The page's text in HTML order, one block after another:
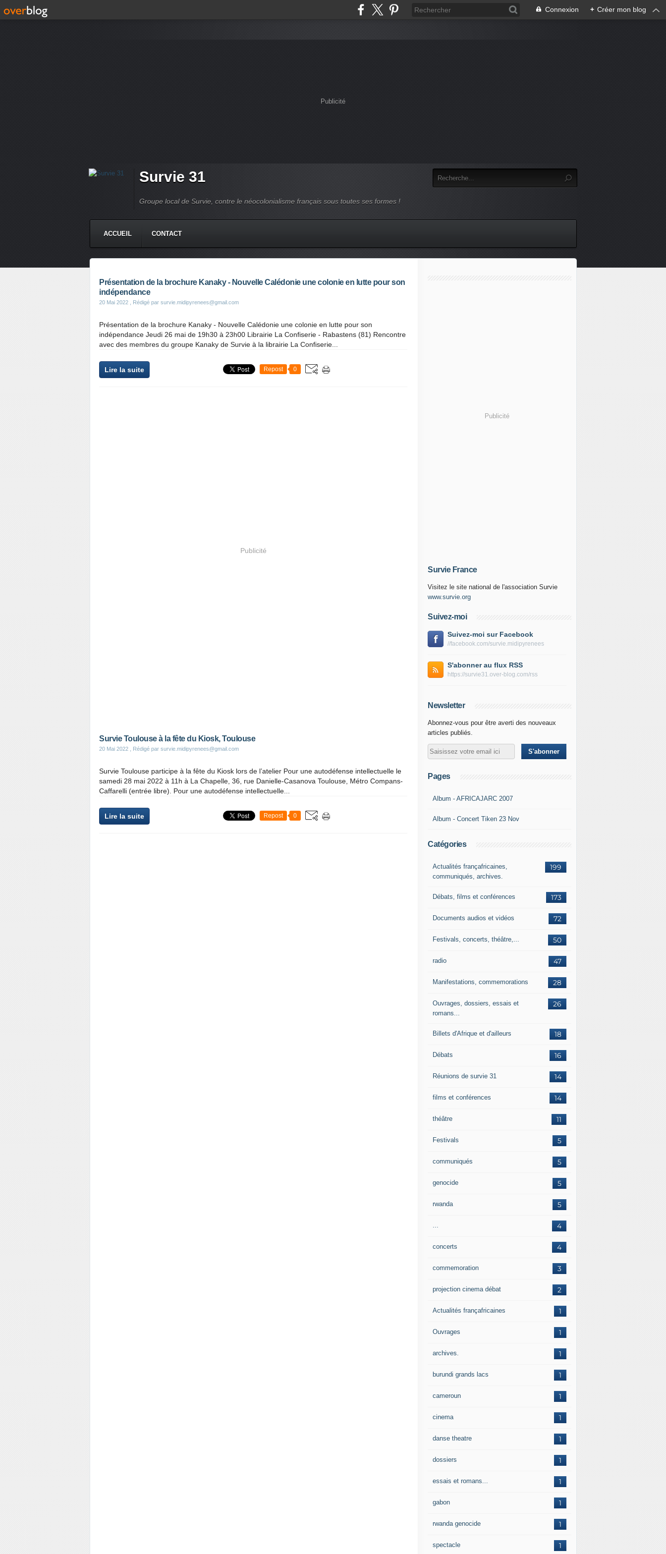
Connexion + Créer mon blog
Publicité
Survie 31
Groupe local de Survie, contre le néocolonialisme français sous toutes ses formes !
ACCUEIL CONTACT
Présentation de la brochure Kanaky - Nouvelle Calédonie une colonie en lutte pour son
indépendance
20 Mai 2022 , Rédigé par survie.midipyrenees@gmail.com
Présentation de la brochure Kanaky - Nouvelle Calédonie une colonie en lutte pour son
indépendance Jeudi 26 mai de 19h30 à 23h00 Librairie La Confiserie - Rabastens (81) Rencontre
avec des membres du groupe Kanaky de Survie à la librairie La Confiserie...
Lire la suite Repost 0
Publicité
Survie Toulouse à la fête du Kiosk, Toulouse
20 Mai 2022 , Rédigé par survie.midipyrenees@gmail.com
Survie Toulouse participe à la fête du Kiosk lors de l’atelier Pour une autodéfense intellectuelle le
samedi 28 mai 2022 à 11h à La Chapelle, 36, rue Danielle-Casanova Toulouse, Métro Compans-
Caffarelli (entrée libre). Pour une autodéfense intellectuelle...
Lire la suite Repost 0
Publicité
Survie France
Visitez le site national de l'association Survie
www.survie.org
Suivez-moi
Suivez-moi sur Facebook
//facebook.com/survie.midipyrenees
S'abonner au flux RSS
https://survie31.over-blog.com/rss
Newsletter
Abonnez-vous pour être averti des nouveaux
articles publiés.
Pages
Album - AFRICAJARC 2007
Album - Concert Tiken 23 Nov
Catégories
199
Actualités françafricaines,
communiqués, archives.
173
Débats, films et conférences
72
Documents audios et vidéos
50
Festivals, concerts, théâtre,...
47
radio
28
Manifestations, commemorations
26
Ouvrages, dossiers, essais et
romans...
18
Billets d'Afrique et d'ailleurs
16
Débats
14
Réunions de survie 31
14
films et conférences
11
théâtre
5
Festivals
5
communiqués
5
genocide
5
rwanda
4
4
concerts
3
commemoration
2
projection cinema débat
1
Actualités françafricaines
1
Ouvrages
1
archives.
1
burundi grands lacs
1
cameroun
1
cinema
1
danse theatre
1
dossiers
1
essais et romans...
1
gabon
1
rwanda genocide
1
spectacle